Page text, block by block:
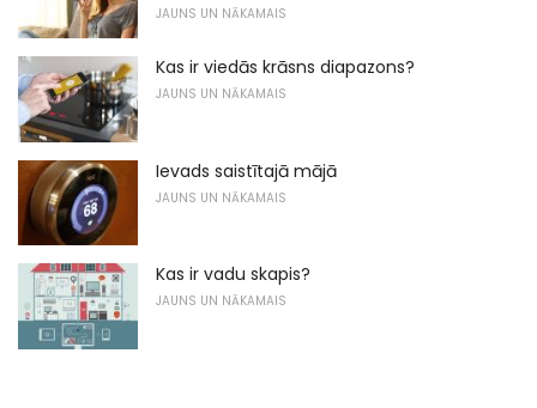
JAUNS UN NĀKAMAIS
Kas ir viedās krāsns diapazons?
JAUNS UN NĀKAMAIS
Ievads saistītajā mājā
JAUNS UN NĀKAMAIS
Kas ir vadu skapis?
JAUNS UN NĀKAMAIS